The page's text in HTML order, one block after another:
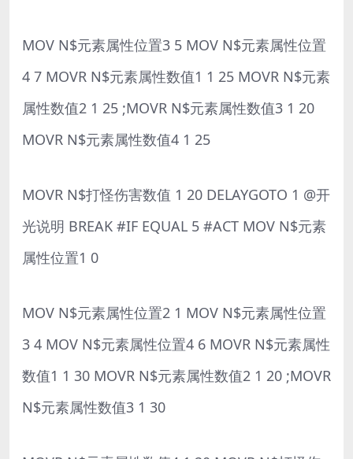
MOV N$元素属性位置3 5 MOV N$元素属性位置
4 7 MOVR N$元素属性数值1 1 25 MOVR N$元素
属性数值2 1 25 ;MOVR N$元素属性数值3 1 20
MOVR N$元素属性数值4 1 25
MOVR N$打怪伤害数值 1 20 DELAYGOTO 1 @开
光说明 BREAK #IF EQUAL 5 #ACT MOV N$元素
属性位置1 0
MOV N$元素属性位置2 1 MOV N$元素属性位置
3 4 MOV N$元素属性位置4 6 MOVR N$元素属性
数值1 1 30 MOVR N$元素属性数值2 1 20 ;MOVR
N$元素属性数值3 1 30